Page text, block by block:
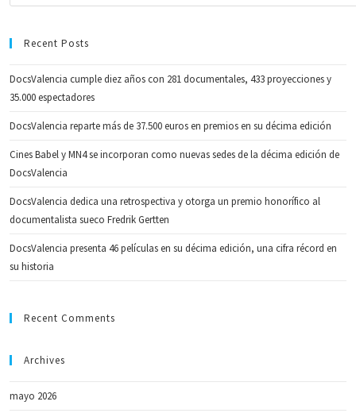
Recent Posts
DocsValencia cumple diez años con 281 documentales, 433 proyecciones y
35.000 espectadores
DocsValencia reparte más de 37.500 euros en premios en su décima edición
Cines Babel y MN4 se incorporan como nuevas sedes de la décima edición de
DocsValencia
DocsValencia dedica una retrospectiva y otorga un premio honorífico al
documentalista sueco Fredrik Gertten
DocsValencia presenta 46 películas en su décima edición, una cifra récord en
su historia
Recent Comments
Archives
mayo 2026